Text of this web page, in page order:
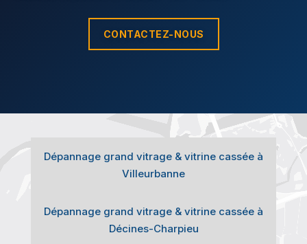
CONTACTEZ-NOUS
Dépannage grand vitrage & vitrine cassée à
Villeurbanne
Dépannage grand vitrage & vitrine cassée à
Décines-Charpieu